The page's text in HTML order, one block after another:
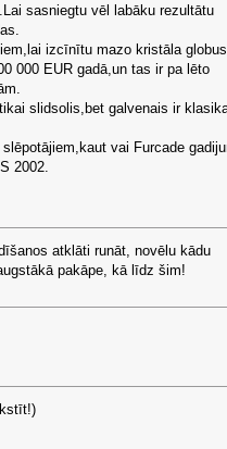
sasniegtu vēl labāku rezultātu
izcīnītu mazo kristāla
000 EUR gadā,un tas ir pa lēto
slidsolis,bet galvenais ir
vai Furcade
2002.
atklāti runāt, novēlu kādu
pakāpe, kā līdz šim!